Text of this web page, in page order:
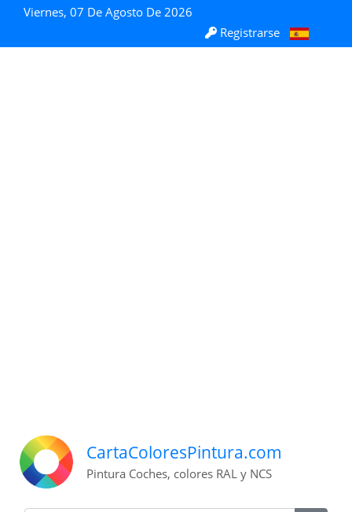
Viernes, 07 De Agosto De 2026
Registrarse
CartaColoresPintura.com
Pintura Coches, colores RAL y NCS